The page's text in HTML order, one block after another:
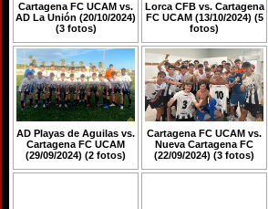
Cartagena FC UCAM vs.
AD La Unión (20/10/2024)
(3 fotos)
Lorca CFB vs. Cartagena
FC UCAM (13/10/2024) (5
fotos)
AD Playas de Aguilas vs.
Cartagena FC UCAM
(29/09/2024) (2 fotos)
Cartagena FC UCAM vs.
Nueva Cartagena FC
(22/09/2024) (3 fotos)